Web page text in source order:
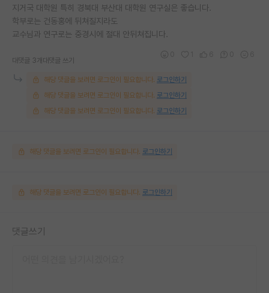
지거국 대학원 특히 경북대 부산대 대학원 연구실은 좋습니다.
학부로는 건동홍에 뒤쳐질지라도
교수님과 연구로는 중경시에 절대 안뒤쳐집니다.
대댓글 3개 대댓글 쓰기
해당 댓글을 보려면 로그인이 필요합니다. 로그인하기
해당 댓글을 보려면 로그인이 필요합니다. 로그인하기
해당 댓글을 보려면 로그인이 필요합니다. 로그인하기
해당 댓글을 보려면 로그인이 필요합니다. 로그인하기
해당 댓글을 보려면 로그인이 필요합니다. 로그인하기
댓글쓰기